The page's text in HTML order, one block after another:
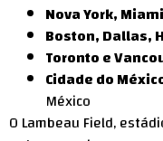
Nova York,
Boston, Dallas,
Toronto e
Cidade do
México
O Lambeau Field,